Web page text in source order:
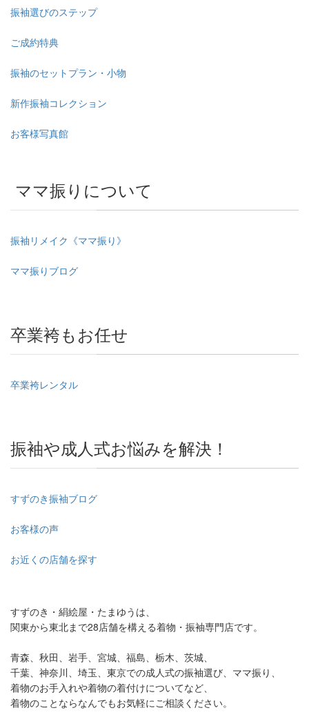
振袖選びのステップ
ご成約特典
振袖のセットプラン・小物
新作振袖コレクション
お客様写真館
ママ振りについて
振袖リメイク《ママ振り》
ママ振りブログ
卒業袴もお任せ
卒業袴レンタル
振袖や成人式お悩みを解決！
すずのき振袖ブログ
お客様の声
お近くの店舗を探す
すずのき・絹絵屋・たまゆうは、
関東から東北まで28店舗を構える着物・振袖専門店です。
青森、秋田、岩手、宮城、福島、栃木、茨城、
千葉、神奈川、埼玉、東京での成人式の振袖選び、ママ振り、
着物のお手入れや着物の着付けについてなど、
着物のことならなんでもお気軽にご相談ください。